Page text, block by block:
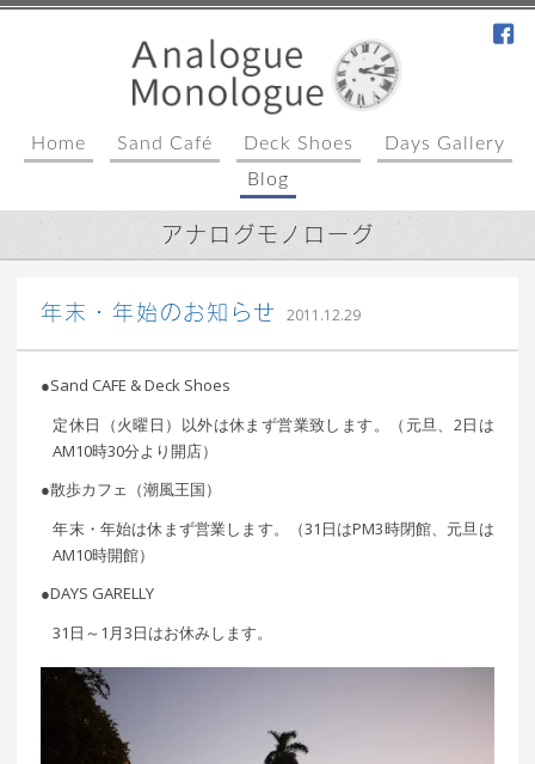
Home Sand Café Deck Shoes
Days Gallery
Blog
アナログモノローグ
年末・年始のお知らせ 2011.12.29｜ 更新日：
込山 敏郎
●Sand CAFE & Deck Shoes
定休日（火曜日）以外は休まず営業致します。（元旦、2日は
AM10時30分より開店）
●散歩カフェ（潮風王国）
年末・年始は休まず営業します。（31日はPM3時閉館、元旦は
AM10時開館）
●DAYS GARELLY
31日～1月3日はお休みします。